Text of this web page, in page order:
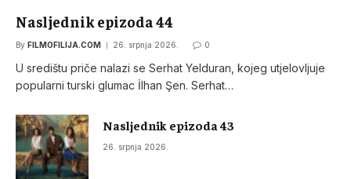
Nasljednik epizoda 44
By FILMOFILIJA.COM 26. srpnja 2026. 0
U središtu priče nalazi se Serhat Yelduran, kojeg utjelovljuje
popularni turski glumac İlhan Şen. Serhat…
Nasljednik epizoda 43
26. srpnja 2026.